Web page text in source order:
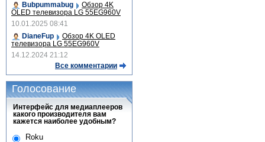
Bubpummabug
Обзор 4K
OLED телевизора LG 55EG960V
10.01.2025 08:41
DianeFup
Обзор 4K OLED
телевизора LG 55EG960V
14.12.2024 21:12
Все комментарии
Голосование
Интерфейс для медиаплееров
какого производителя вам
кажется наиболее удобным?
Roku